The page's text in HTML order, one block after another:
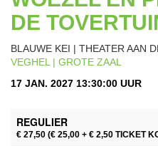
DE
BLAUWE KEI | THEATER AAN
VEGHEL | GROTE ZAAL
17 JAN. 2027 13:30:00 UUR
REGULIER
€ 27,50 (€ 25,00 + € 2,50 TICKET